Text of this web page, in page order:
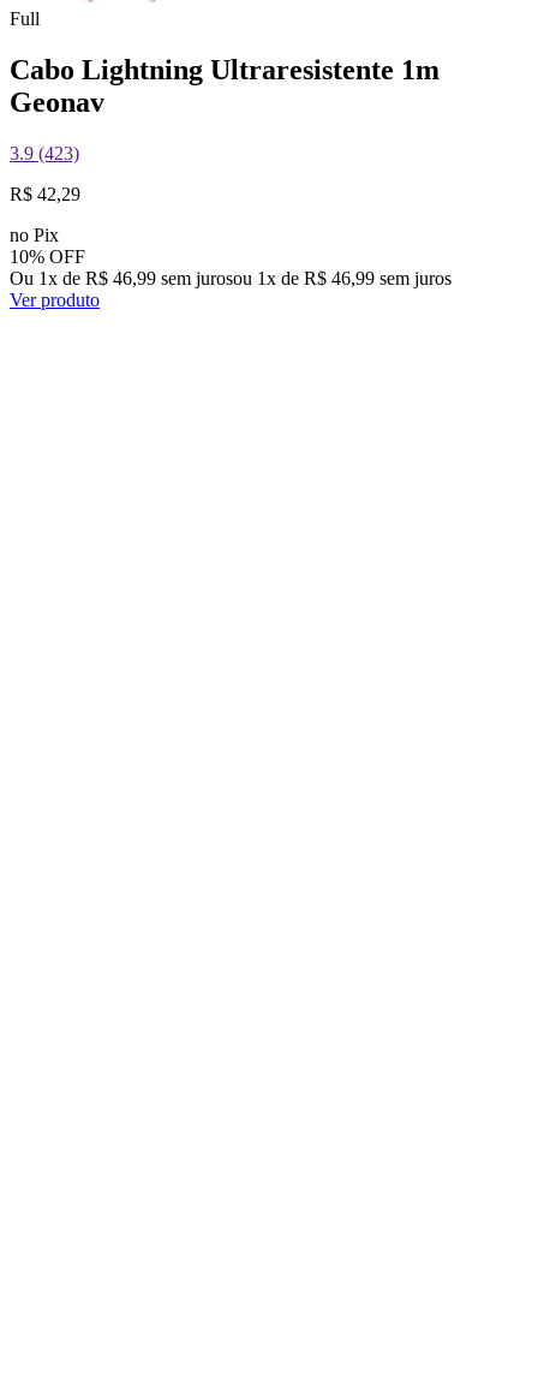
Full
Cabo Lightning Ultraresistente 1m
Geonav
3.9 (423)
R$ 42,29
no Pix
10% OFF
Ou 1x de R$ 46,99 sem jurosou 1x de R$ 46,99 sem juros
Ver produto